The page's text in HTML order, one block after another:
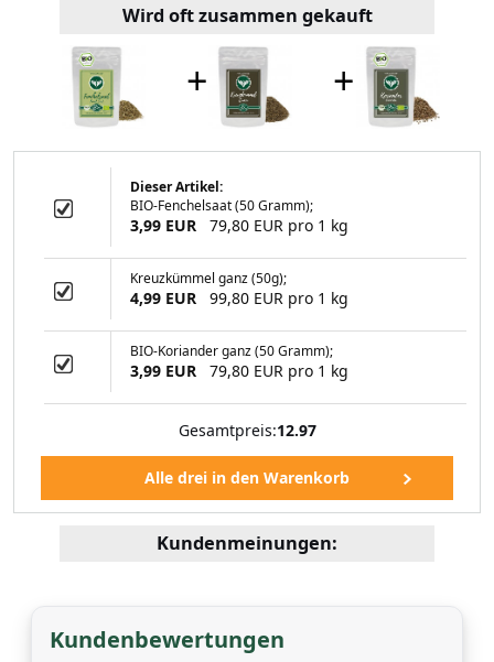
Gramm)
EUR
Wird oft zusammen gekauft
+ +
Dieser Artikel:
BIO-Fenchelsaat (50 Gramm);
3,99 EUR 79,80 EUR pro 1 kg
Kreuzkümmel ganz (50g);
4,99 EUR 99,80 EUR pro 1 kg
BIO-Koriander ganz (50 Gramm);
3,99 EUR 79,80 EUR pro 1 kg
Gesamtpreis:12.97
Kundenmeinungen:
Kundenbewertungen